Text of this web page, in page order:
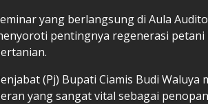
yang berlangsung di Aula
pentingnya regenerasi
(Pj) Bupati Ciamis Budi
yang sangat vital sebagai